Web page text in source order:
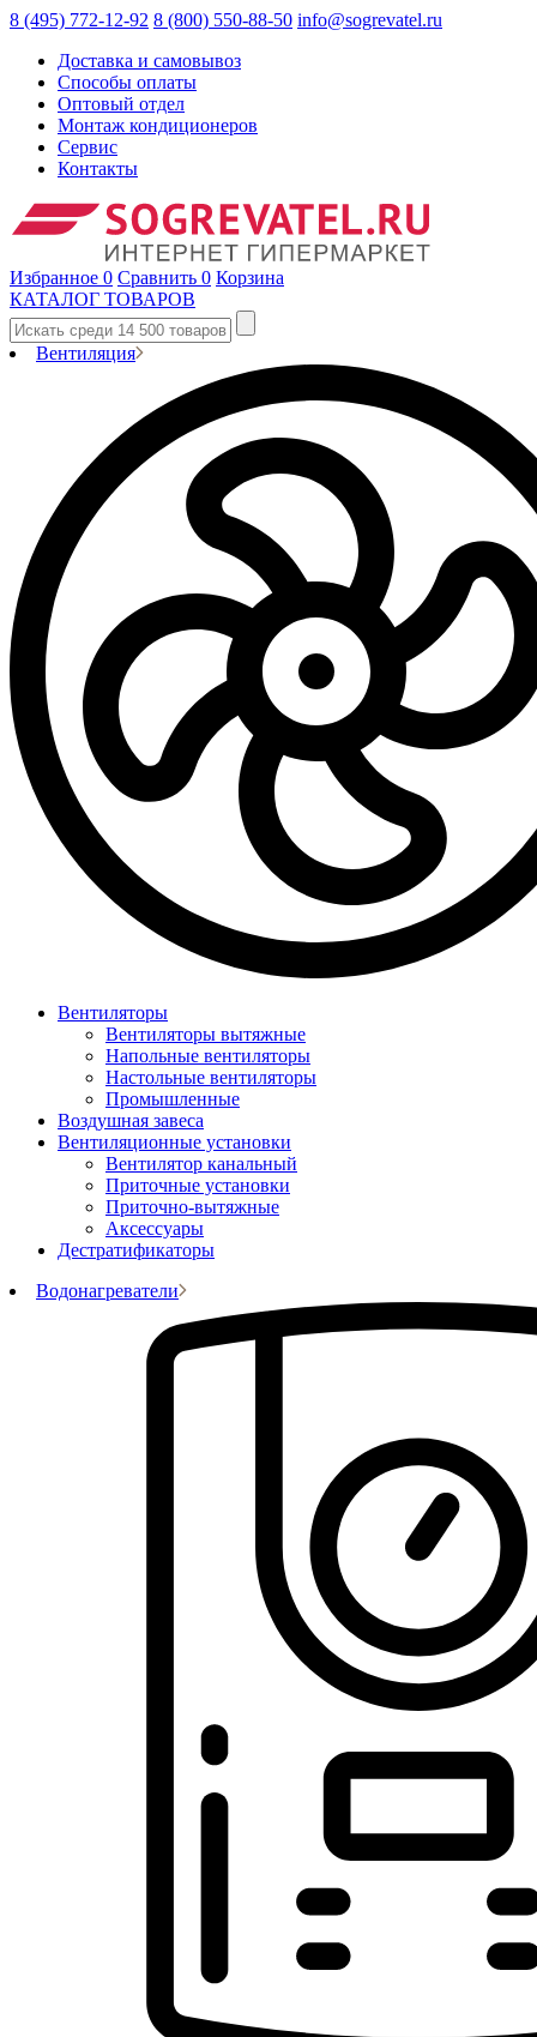
8 (495) 772-12-92 8 (800) 550-88-50 info@sogrevatel.ru
Доставка и самовывоз
Способы оплаты
Оптовый отдел
Монтаж кондиционеров
Сервис
Контакты
Избранное 0 Сравнить 0 Корзина
КАТАЛОГ ТОВАРОВ
Вентиляция
Вентиляторы
Вентиляторы вытяжные
Напольные вентиляторы
Настольные вентиляторы
Промышленные
Воздушная завеса
Вентиляционные установки
Вентилятор канальный
Приточные установки
Приточно-вытяжные
Аксессуары
Дестратификаторы
Водонагреватели